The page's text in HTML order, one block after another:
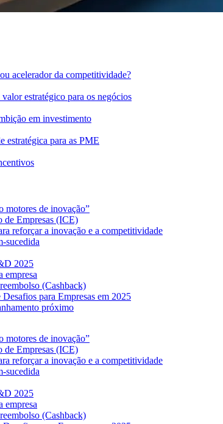
acelerador da competitividade?
estratégico para os negócios
em investimento
estratégica para as PME
motores de inovação”
de Empresas (ICE)
reforçar a inovação e a competitividade
sucedida
2025
empresa
(Cashback)
para Empresas em 2025
próximo
motores de inovação”
de Empresas (ICE)
reforçar a inovação e a competitividade
sucedida
2025
empresa
(Cashback)